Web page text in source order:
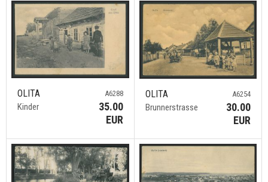
OLITA
Kinder
A6288
35.00
EUR
OLITA
Brunnerstrasse
A6254
30.00
EUR